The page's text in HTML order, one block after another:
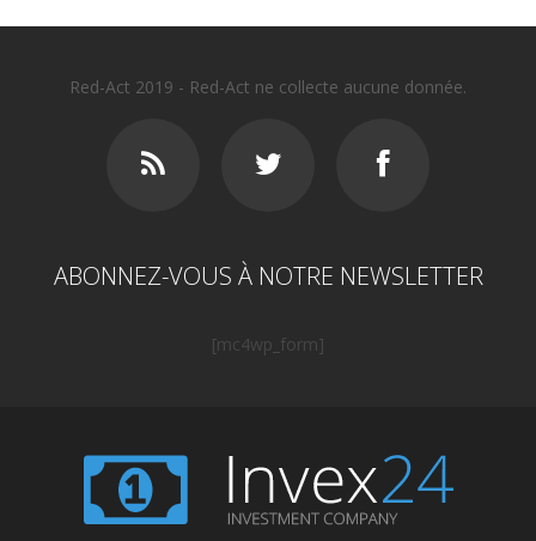
Red-Act 2019 - Red-Act ne collecte aucune donnée.
ABONNEZ-VOUS À NOTRE NEWSLETTER
[mc4wp_form]